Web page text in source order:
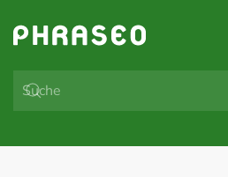
Zum Hauptinhalt springen